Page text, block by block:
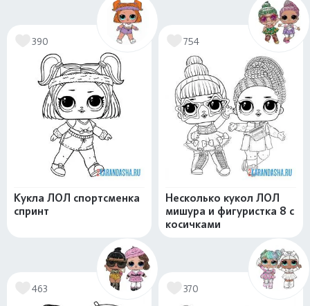
390
Кукла ЛОЛ спортсменка
спринт
754
Несколько кукол ЛОЛ
мишура и фигуристка 8 с
косичками
463 370